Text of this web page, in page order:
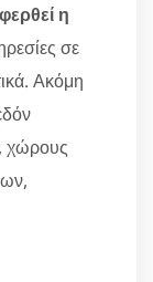
η
σε
Ακόμη
χώρους